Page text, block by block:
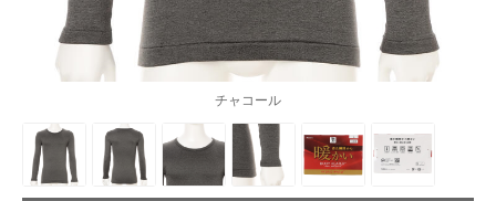
チャコール